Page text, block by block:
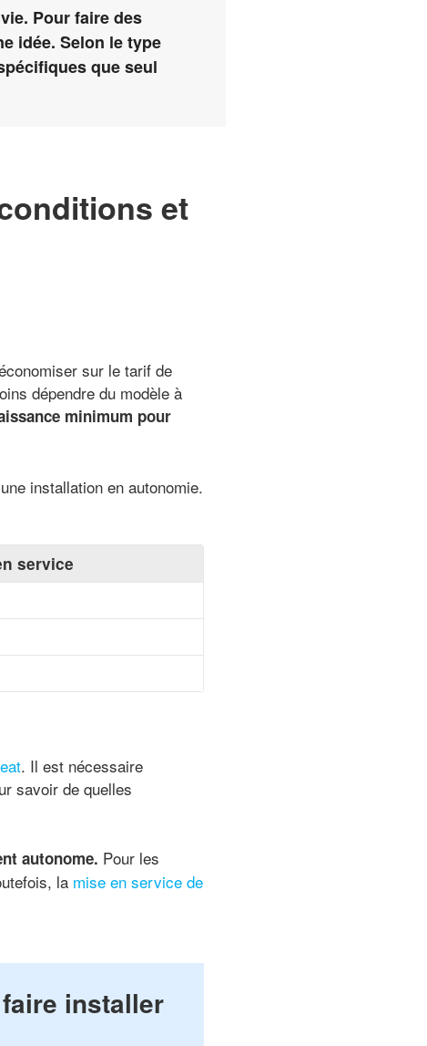
Pour faire des
idée. Selon le type
que seul
et
sur le tarif de
dépendre du modèle à
minimum pour
installation en autonomie.
service
. Il est nécessaire
savoir de quelles
autonome. Pour les
la mise en service de
installer